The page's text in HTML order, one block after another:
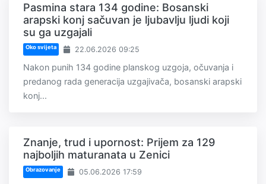
Pasmina stara 134 godine: Bosanski
arapski konj sačuvan je ljubavlju ljudi koji
su ga uzgajali
Oko svijeta 22.06.2026 09:25
Nakon punih 134 godine planskog uzgoja, očuvanja i
predanog rada generacija uzgajivača, bosanski arapski
konj...
Znanje, trud i upornost: Prijem za 129
najboljih maturanata u Zenici
Obrazovanje 05.06.2026 17:59